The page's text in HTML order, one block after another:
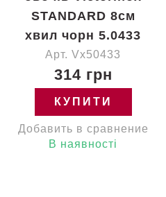
STANDARD 8см
хвил чорн 5.0433
Арт. Vx50433
314 грн
КУПИТИ
Добавить в сравнение
В наявності